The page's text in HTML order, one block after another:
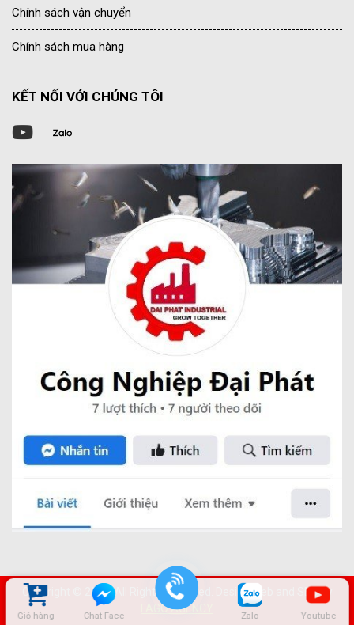
Giỏ hàng Chat Face Zalo Youtube
Chính sách vận chuyển
Chính sách mua hàng
KẾT NỐI VỚI CHÚNG TÔI
Copyright © 2022. All Rights Reserved. Design web and SEO by
FAGO AGENCY